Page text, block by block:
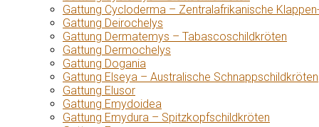
Gattung Cycloderma – Zentralafrikanische
Gattung Deirochelys
Gattung Dermatemys – Tabascoschildkröten
Gattung Dermochelys
Gattung Dogania
Gattung Elseya – Australische Schnappschildkröten
Gattung Elusor
Gattung Emydoidea
Gattung Emydura – Spitzkopfschildkröten